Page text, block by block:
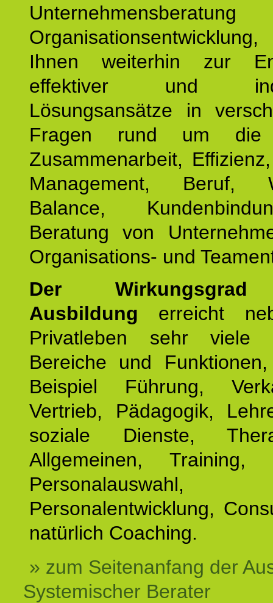
Ihnen weiterhin zur
effektiver und
Lösungsansätze in
Fragen rund um die
Zusammenarbeit,
Management, Beruf,
Balance,
Beratung von
Organisations- und
Der
Ausbildung erreicht
Privatleben sehr viele
Bereiche und
Beispiel Führung,
Vertrieb, Pädagogik,
soziale Dienste,
Allgemeinen, Training,
Personalauswahl,
Personalentwicklung,
natürlich Coaching.
» zum Seitenanfang der
Systemischer Berater